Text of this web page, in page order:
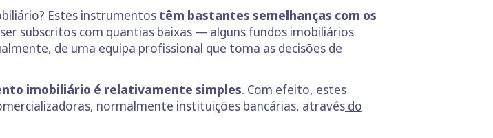
Estes instrumentos têm bastantes semelhanças com os
subscritos com quantias baixas — alguns fundos imobiliários
de uma equipa profissional que toma as decisões de
imobiliário é relativamente simples. Com efeito, estes
normalmente instituições bancárias, através do